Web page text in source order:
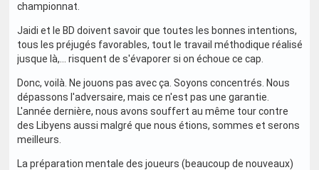
championnat.
Jaidi et le BD doivent savoir que toutes les bonnes intentions,
tous les préjugés favorables, tout le travail méthodique réalisé
jusque là,... risquent de s'évaporer si on échoue ce cap.
Donc, voilà. Ne jouons pas avec ça. Soyons concentrés. Nous
dépassons l'adversaire, mais ce n'est pas une garantie.
L'année dernière, nous avons souffert au même tour contre
des Libyens aussi malgré que nous étions, sommes et serons
meilleurs.
La préparation mentale des joueurs (beaucoup de nouveaux)